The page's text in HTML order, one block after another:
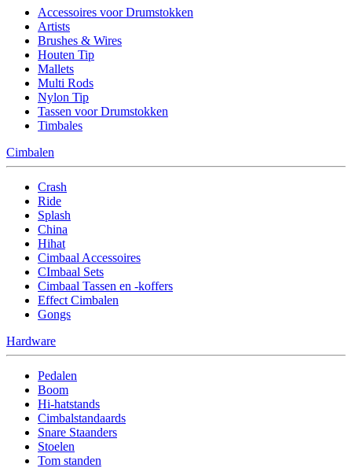
Accessoires voor Drumstokken
Artists
Brushes & Wires
Houten Tip
Mallets
Multi Rods
Nylon Tip
Tassen voor Drumstokken
Timbales
Cimbalen
Crash
Ride
Splash
China
Hihat
Cimbaal Accessoires
CImbaal Sets
Cimbaal Tassen en -koffers
Effect Cimbalen
Gongs
Hardware
Pedalen
Boom
Hi-hatstands
Cimbalstandaards
Snare Staanders
Stoelen
Tom standen